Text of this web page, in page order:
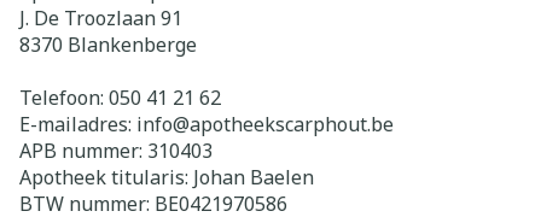
J. De Troozlaan 91
8370 Blankenberge
Telefoon: 050 41 21 62
E-mailadres: info@apotheekscarphout.be
APB nummer: 310403
Apotheek titularis: Johan Baelen
BTW nummer: BE0421970586